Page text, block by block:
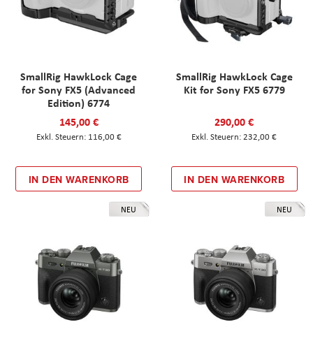
SmallRig HawkLock Cage
for Sony FX5 (Advanced
Edition) 6774
145,00 €
116,00 €
IN DEN WARENKORB
SmallRig HawkLock Cage
Kit for Sony FX5 6779
290,00 €
232,00 €
IN DEN WARENKORB
NEU NEU